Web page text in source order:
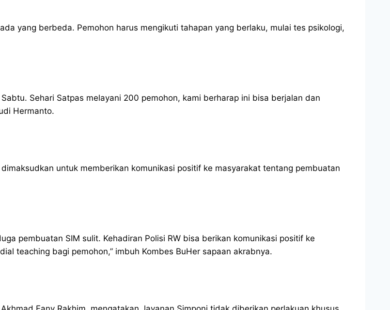
yang berbeda. Pemohon harus mengikuti tahapan yang berlaku, mulai tes psikologi,
Sehari Satpas melayani 200 pemohon, kami berharap ini bisa berjalan dan
Hermanto.
untuk memberikan komunikasi positif ke masyarakat tentang pembuatan
pembuatan SIM sulit. Kehadiran Polisi RW bisa berikan komunikasi positif ke
teaching bagi pemohon,” imbuh Kombes BuHer sapaan akrabnya.